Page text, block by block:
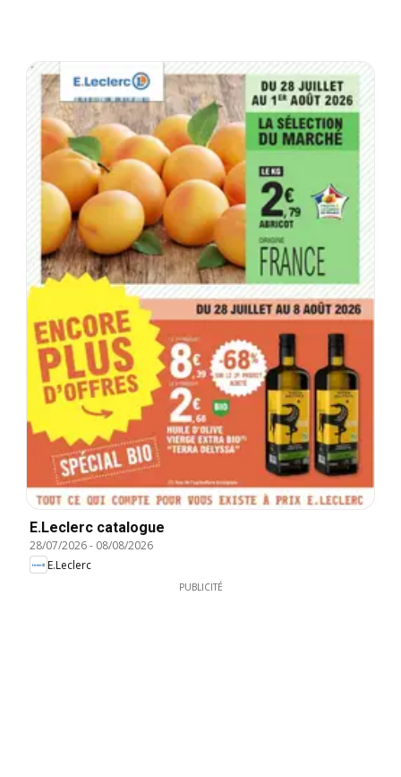
E.Leclerc catalogue
28/07/2026- 08/08/2026
E.Leclerc
PUBLICITÉ